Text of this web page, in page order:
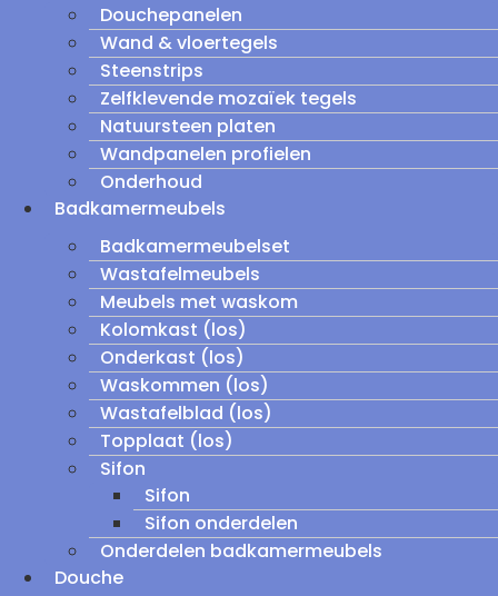
Douchepanelen
Wand & vloertegels
Steenstrips
Zelfklevende mozaïek tegels
Natuursteen platen
Wandpanelen profielen
Onderhoud
Badkamermeubels
Badkamermeubelset
Wastafelmeubels
Meubels met waskom
Kolomkast (los)
Onderkast (los)
Waskommen (los)
Wastafelblad (los)
Topplaat (los)
Sifon
Sifon
Sifon onderdelen
Onderdelen badkamermeubels
Douche